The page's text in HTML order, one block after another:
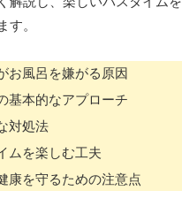
す。
お風呂を嫌がる原因
基本的なアプローチ
対処法
ムを楽しむ工夫
康を守るための注意点